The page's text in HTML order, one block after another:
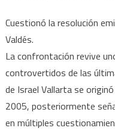
Cuestionó la resolución
Valdés.
La confrontación revive
controvertidos de las
de Israel Vallarta se
2005, posteriormente
en múltiples